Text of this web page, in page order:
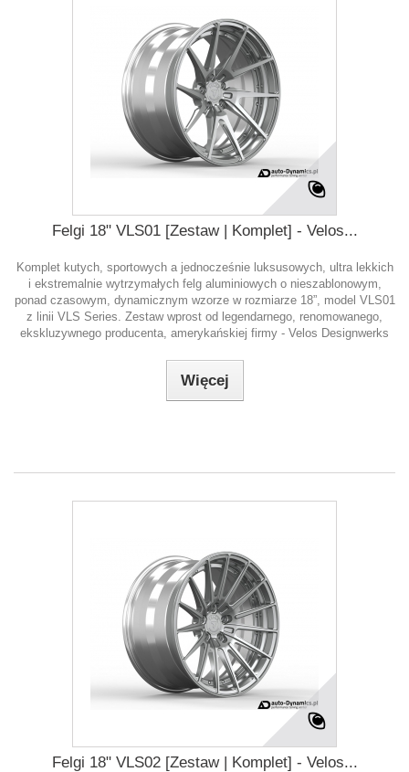
Felgi 18" VLS01 [Zestaw | Komplet] - Velos...
Komplet kutych, sportowych a jednocześnie luksusowych, ultra lekkich
i ekstremalnie wytrzymałych felg aluminiowych o nieszablonowym,
ponad czasowym, dynamicznym wzorze w rozmiarze 18”, model VLS01
z linii VLS Series. Zestaw wprost od legendarnego, renomowanego,
ekskluzywnego producenta, amerykańskiej firmy - Velos Designwerks
Więcej
Felgi 18" VLS02 [Zestaw | Komplet] - Velos...